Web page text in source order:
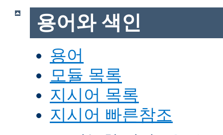
용어와 색인
용어
모듈 목록
지시어 목록
지시어 빠른참조